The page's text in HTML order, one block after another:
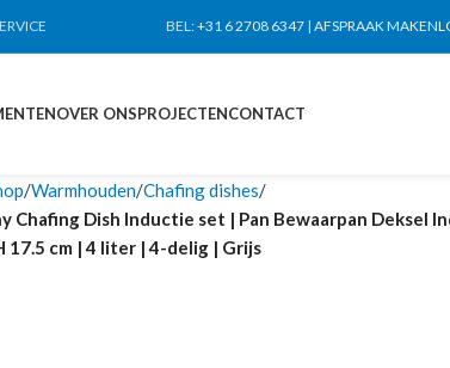
BEL:+31 6 2708 6347 | AFSPRAAK MAKEN
OVER ONSPROJECTENCONTACT
Warmhouden Chafing dishes
Chafing Dish Inductie set | Pan Bewaarpan Deksel
17.5 cm | 4 liter | 4-delig | Grijs